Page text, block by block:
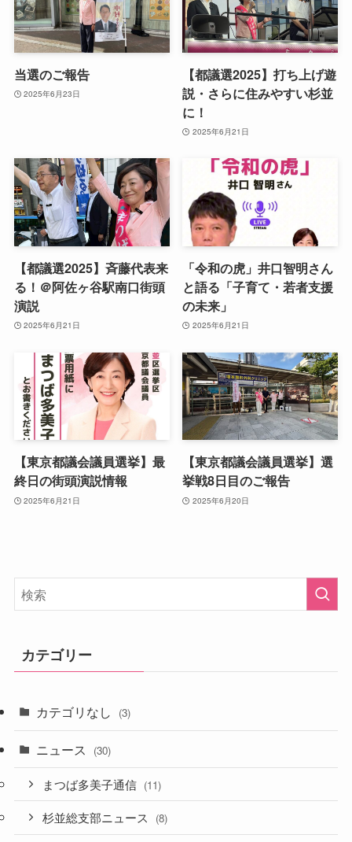
当選のご報告
2025年6月23日
【都議選2025】打ち上げ遊
説・さらに住みやすい杉並
に！
2025年6月21日
【都議選2025】斉藤代表来
る！＠阿佐ヶ谷駅南口街頭
演説
2025年6月21日
「令和の虎」井口智明さん
と語る「子育て・若者支援
の未来」
2025年6月21日
【東京都議会議員選挙】最
終日の街頭演説情報
2025年6月21日
【東京都議会議員選挙】選
挙戦8日目のご報告
2025年6月20日
カテゴリー
カテゴリなし (3)
ニュース (30)
まつば多美子通信 (11)
杉並総支部ニュース (8)